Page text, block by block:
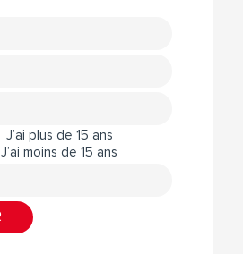
J’ai plus de 15 ans
J’ai moins de 15 ans